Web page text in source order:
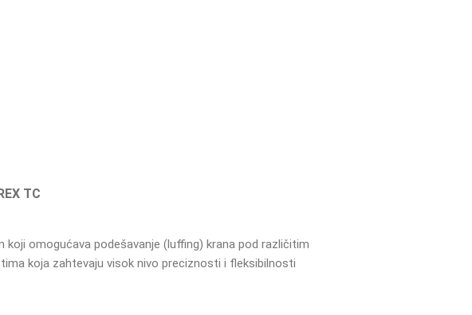
TC
koji omogućava podešavanje (luffing) krana pod različitim
koja zahtevaju visok nivo preciznosti i fleksibilnosti